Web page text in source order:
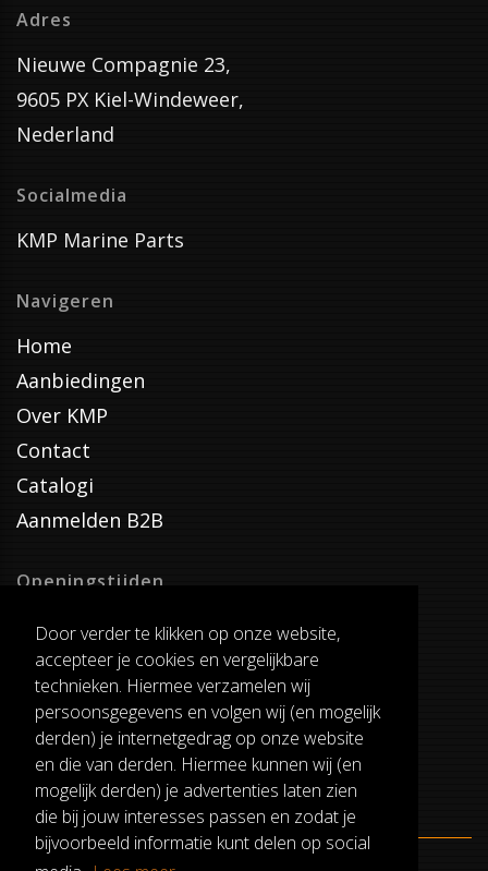
Door verder te klikken op onze website,
accepteer je cookies en vergelijkbare
technieken. Hiermee verzamelen wij
persoonsgegevens en volgen wij (en mogelijk
derden) je internetgedrag op onze website
en die van derden. Hiermee kunnen wij (en
mogelijk derden) je advertenties laten zien
die bij jouw interesses passen en zodat je
bijvoorbeeld informatie kunt delen op social
Adres
Nieuwe Compagnie 23,
9605 PX Kiel-Windeweer,
Nederland
Socialmedia
KMP Marine Parts
Navigeren
Home
Aanbiedingen
Over KMP
Contact
Catalogi
Aanmelden B2B
Openingstijden
Dinsdag T/M Zaterdag
van 8:00-17:00
Verzenddagen
Dinsdag T/M Vrijdag
Pauze
12:30-13:00